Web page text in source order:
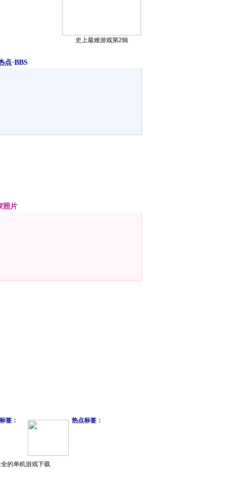
签： 热点标签：
的单机游戏下载
史上最难游戏第2辑
点·BBS
照片